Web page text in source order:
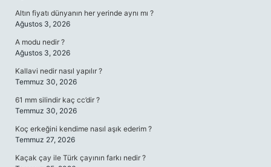
Altın fiyatı dünyanın her yerinde aynı mı ?
Ağustos 3, 2026
A modu nedir ?
Ağustos 3, 2026
Kallavi nedir nasıl yapılır ?
Temmuz 30, 2026
61 mm silindir kaç cc’dir ?
Temmuz 30, 2026
Koç erkeğini kendime nasıl aşık ederim ?
Temmuz 27, 2026
Kaçak çay ile Türk çayının farkı nedir ?